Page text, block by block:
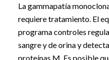
La gammapatía
requiere tratamiento. El
programa controles
sangre y de orina y
proteínas M. Es posible